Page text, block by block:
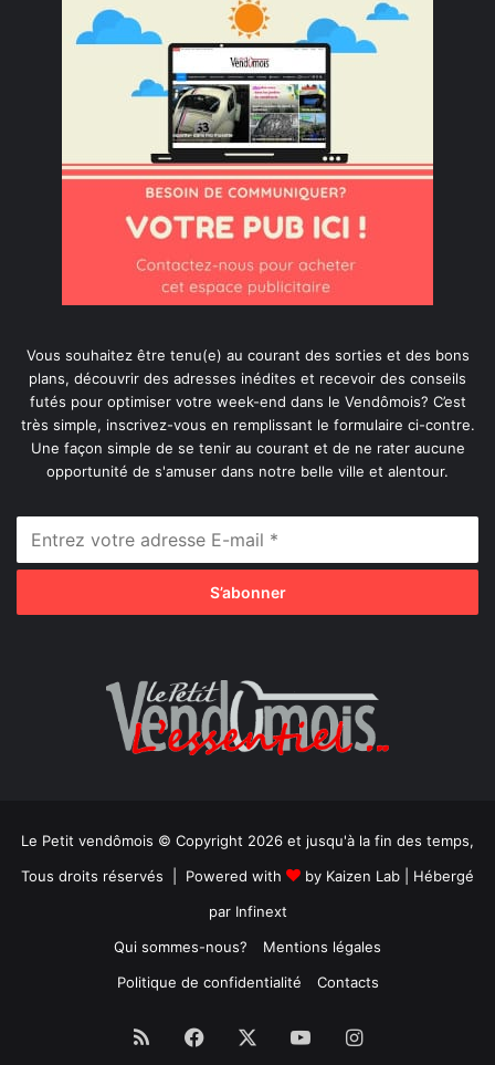
Vous souhaitez être tenu(e) au courant des sorties et des bons
plans, découvrir des adresses inédites et recevoir des conseils
futés pour optimiser votre week-end dans le Vendômois? C’est
très simple, inscrivez-vous en remplissant le formulaire ci-contre.
Une façon simple de se tenir au courant et de ne rater aucune
opportunité de s'amuser dans notre belle ville et alentour.
Le Petit vendômois © Copyright 2026 et jusqu'à la fin des temps,
Tous droits réservés | Powered with
by Kaizen Lab | Hébergé
par Infinext
Qui sommes-nous?
Mentions légales
Politique de confidentialité
Contacts
RSS Facebook YouTubeInstagram